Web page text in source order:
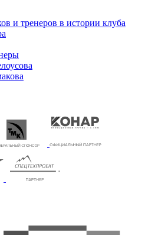
и тренеров в истории клуба